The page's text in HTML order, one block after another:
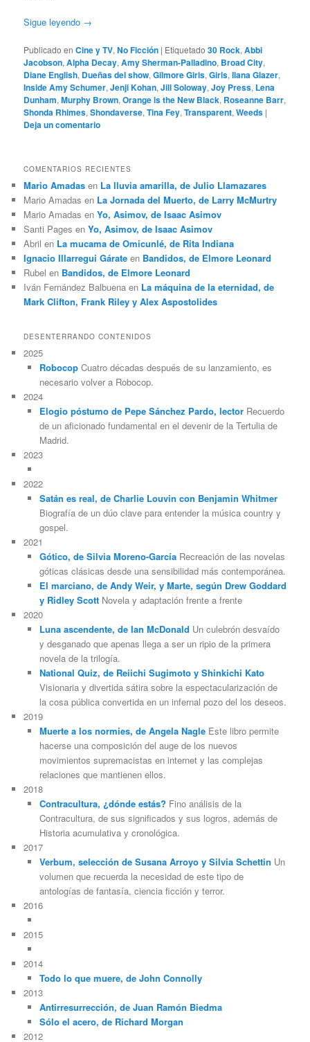
Sigue leyendo →
Publicado en Cine y TV,No Ficción | Etiquetado 30 Rock,Abbi
Jacobson,Alpha Decay,Amy Sherman-Palladino, Broad City,
Diane English, Dueñas del show,Gilmore Girls,Girls,Ilana Glazer,
Inside Amy Schumer,Jenji Kohan,Jill Soloway,Joy Press, Lena
Dunham,Murphy Brown,Orange is the New Black, Roseanne Barr,
Shonda Rhimes,Shondaverse,Tina Fey,Transparent,Weeds |
Deja un comentario
COMENTARIOS RECIENTES
Mario Amadas en La lluvia amarilla, de Julio Llamazares
Mario Amadas en La Jornada del Muerto, de Larry McMurtry
Mario Amadas enYo, Asimov, de Isaac Asimov
Santi Pages enYo, Asimov, de Isaac Asimov
Abril en La mucama de Omicunlé, de Rita Indiana
Ignacio Illarregui Gárate en Bandidos, de Elmore Leonard
Rubel en Bandidos, de Elmore Leonard
Iván Fernández Balbuena en La máquina de la eternidad, de
Mark Clifton, Frank Riley y Alex Aspostolides
DESENTERRANDO CONTENIDOS
2025
RobocopCuatro décadas después de su lanzamiento, es
necesario volver a Robocop.
2024
Elogio póstumo de Pepe Sánchez Pardo, lectorRecuerdo
de un aficionado fundamental en el devenir de la Tertulia de
Madrid.
2023
2022
Satán es real, de Charlie Louvin con Benjamin Whitmer
Biografía de un dúo clave para entender la música country y
gospel.
2021
Gótico, de Silvia Moreno-GarcíaRecreación de las novelas
góticas clásicas desde una sensibilidad más contemporánea.
El marciano, de Andy Weir, y Marte, según Drew Goddard
y Ridley ScottNovela y adaptación frente a frente
2020
Luna ascendente, de Ian McDonald Un culebrón desvaído
y desganado que apenas llega a ser un ripio de la primera
novela de la trilogía.
National Quiz, de Reiichi Sugimoto y Shinkichi Kato
Visionaria y divertida sátira sobre la espectacularización de
la cosa pública convertida en un infernal pozo del los deseos.
2019
Muerte a los normies, de Angela NagleEste libro permite
hacerse una composición del auge de los nuevos
movimientos supremacistas en internet y las complejas
relaciones que mantienen ellos.
2018
Contracultura, ¿dónde estás? Fino análisis de la
Contracultura, de sus significados y sus logros, además de
Historia acumulativa y cronológica.
2017
Verbum, selección de Susana Arroyo y Silvia Schettin Un
volumen que recuerda la necesidad de este tipo de
antologías de fantasía, ciencia ficción y terror.
2016
2015
2014
Todo lo que muere, de John Connolly
2013
Antirresurrección, de Juan Ramón Biedma
Sólo el acero, de Richard Morgan
2012